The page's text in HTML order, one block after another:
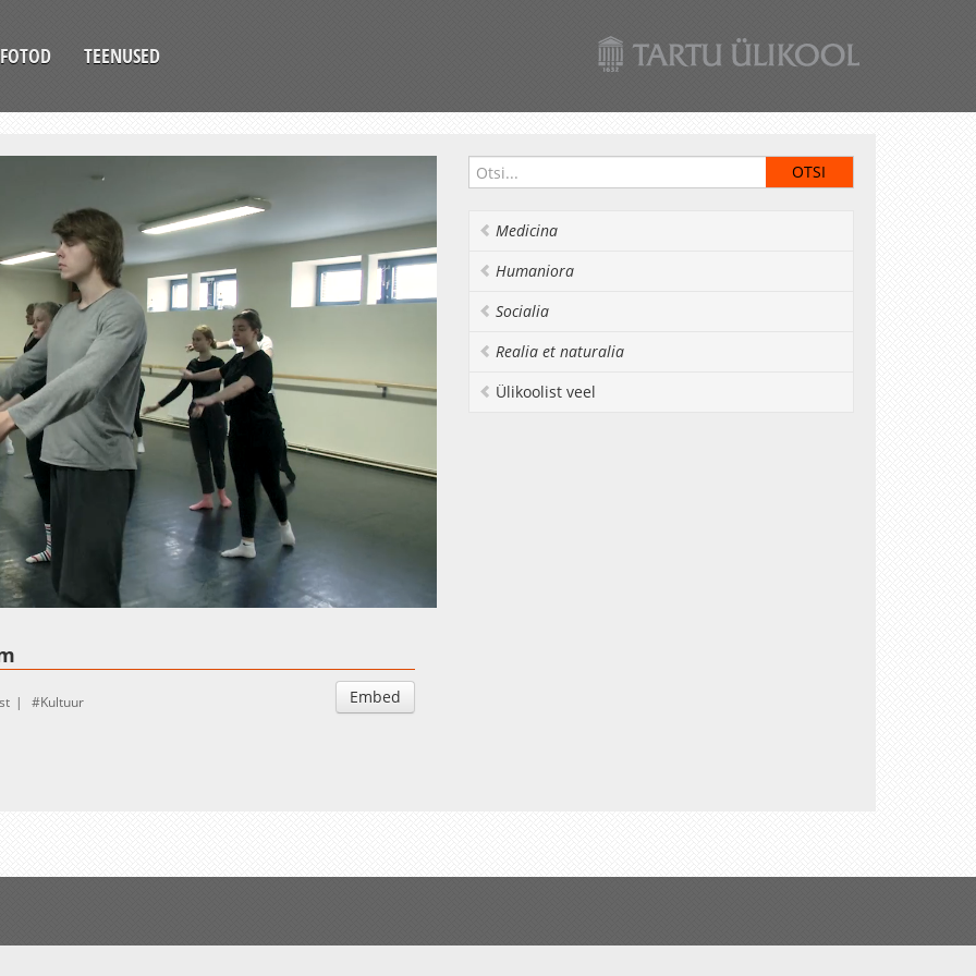
FOTOD TEENUSED
Esituskiirused
Auto
Embed
Kultuur
Medicina
Humaniora
Socialia
Realia et naturalia
Ülikoolist veel